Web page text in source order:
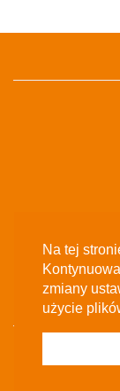
Na tej
zmiany
użycie